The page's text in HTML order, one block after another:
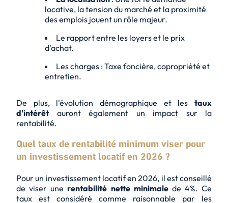
locative, la tension du marché et la proximité
des emplois jouent un rôle majeur.
Le rapport entre les loyerset le prix
d'achat.
Les charges : Taxe foncière, copropriété et
entretien.
De plus, l'évolution démographique et les taux
d'intérêtauront également un impact sur la
rentabilité.
Quel taux de rentabilité minimum viser pour
un investissement locatif en 2026 ?
Pour un investissement locatif en 2026, il est conseillé
de viser unerentabilité nette minimalede 4%. Ce
taux est considéré comme raisonnable par les